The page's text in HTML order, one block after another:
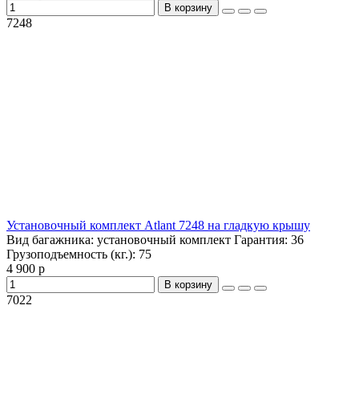
В корзину
7248
Установочный комплект Atlant 7248 на гладкую крышу
Вид багажника: установочный комплект Гарантия: 36
Грузоподъемность (кг.): 75
4 900 р
В корзину
7022